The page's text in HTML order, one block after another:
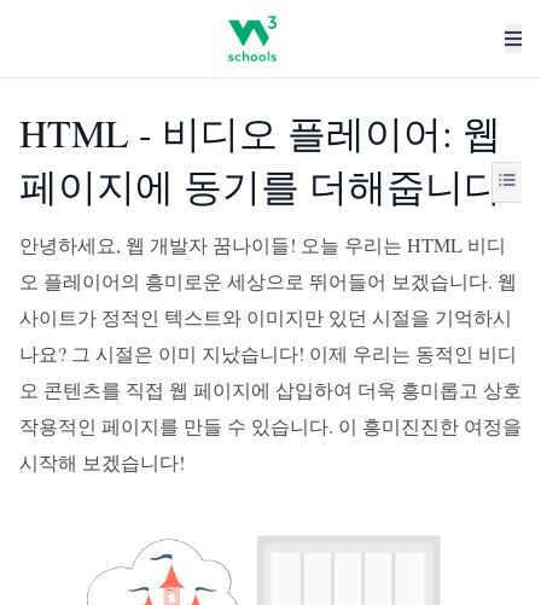
HTML - 비디오 플레이어: 웹
페이지에 동기를 더해줍니다
안녕하세요, 웹 개발자 꿈나이들! 오늘 우리는 HTML 비디
오 플레이어의 흥미로운 세상으로 뛰어들어 보겠습니다. 웹
사이트가 정적인 텍스트와 이미지만 있던 시절을 기억하시
나요? 그 시절은 이미 지났습니다! 이제 우리는 동적인 비디
오 콘텐츠를 직접 웹 페이지에 삽입하여 더욱 흥미롭고 상호
작용적인 페이지를 만들 수 있습니다. 이 흥미진진한 여정을
시작해 보겠습니다!